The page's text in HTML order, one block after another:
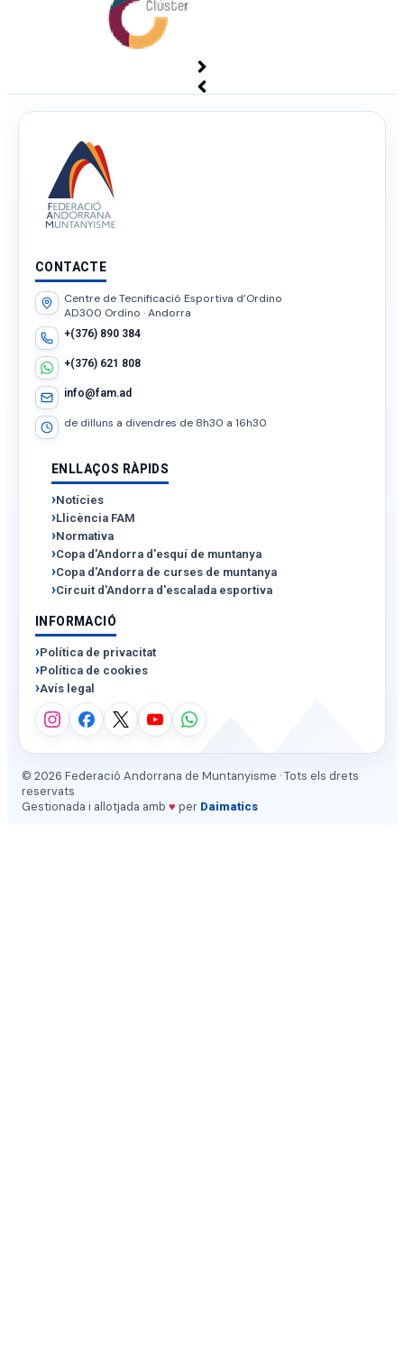
CONTACTE
Centre de Tecnificació Esportiva d’Ordino
AD300 Ordino · Andorra
+(376) 890 384
+(376) 621 808
info@fam.ad
de dilluns a divendres de 8h30 a 16h30
ENLLAÇOS RÀPIDS
Notícies
Llicència FAM
Normativa
Copa d'Andorra d'esquí de muntanya
Copa d'Andorra de curses de muntanya
Circuit d'Andorra d'escalada esportiva
INFORMACIÓ
Política de privacitat
Política de cookies
Avís legal
© 2026 Federació Andorrana de Muntanyisme · Tots els drets
reservats
Gestionada i allotjada amb ♥ per Daimatics